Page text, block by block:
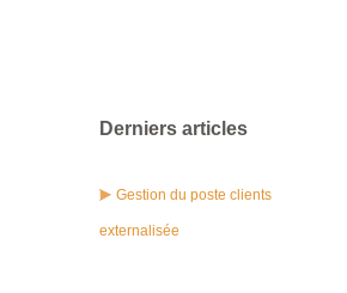
Derniers articles
Gestion du poste clients
externalisée